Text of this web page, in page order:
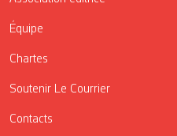
Équipe
Chartes
Soutenir Le Courrier
Contacts